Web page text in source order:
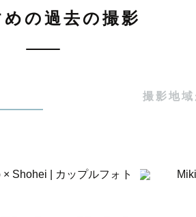
の過去の撮影
撮影地域